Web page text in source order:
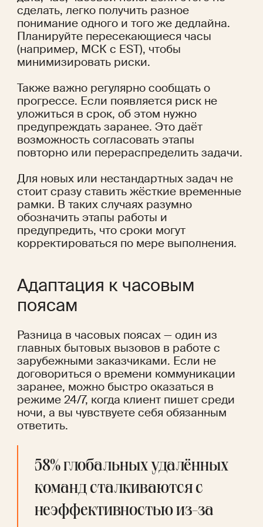
сделать, легко получить разное
понимание одного и того же дедлайна.
Планируйте пересекающиеся часы
(например, МСК с EST), чтобы
минимизировать риски.
Также важно регулярно сообщать о
прогрессе. Если появляется риск не
уложиться в срок, об этом нужно
предупреждать заранее. Это даёт
возможность согласовать этапы
повторно или перераспределить задачи.
Для новых или нестандартных задач не
стоит сразу ставить жёсткие временные
рамки. В таких случаях разумно
обозначить этапы работы и
предупредить, что сроки могут
корректироваться по мере выполнения.
Адаптация к часовым
поясам
Разница в часовых поясах — один из
главных бытовых вызовов в работе с
зарубежными заказчиками. Если не
договориться о времени коммуникации
заранее, можно быстро оказаться в
режиме 24/7, когда клиент пишет среди
ночи, а вы чувствуете себя обязанным
ответить.
58% глобальных удалённых
команд сталкиваются с
неэффективностью из-за